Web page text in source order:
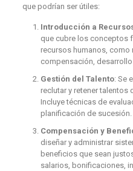
que podrían ser útiles:
Introducción a
que cubre los conceptos
recursos humanos, como
compensación,
Gestión del Talento: Se
reclutar y retener talentos
Incluye técnicas de
planificación de sucesión.
Compensación y
diseñar y administrar
beneficios que sean
salarios, bonificaciones,